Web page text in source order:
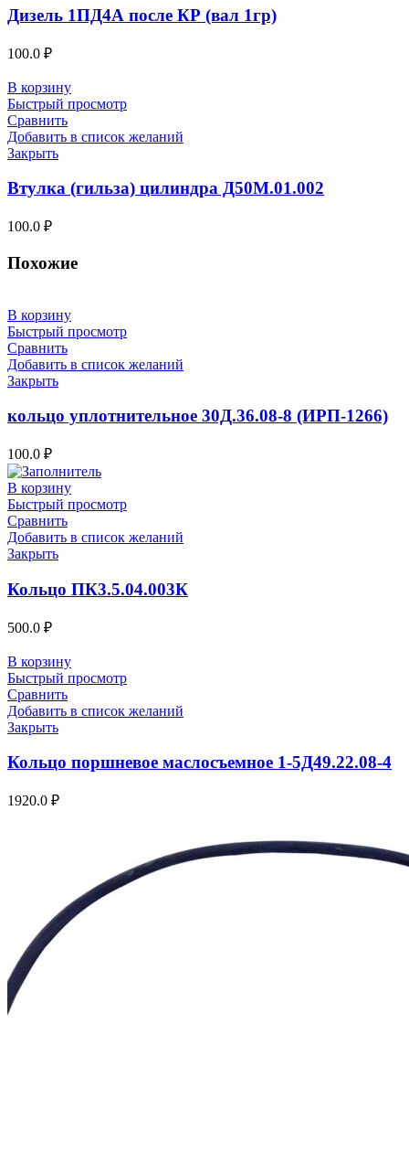
Дизель 1ПД4А после КР (вал 1гр)
100.0 ₽
В корзину
Быстрый просмотр
Сравнить
Добавить в список желаний
Закрыть
Втулка (гильза) цилиндра Д50М.01.002
100.0 ₽
Похожие
В корзину
Быстрый просмотр
Сравнить
Добавить в список желаний
Закрыть
кольцо уплотнительное 30Д.36.08-8 (ИРП-1266)
100.0 ₽
В корзину
Быстрый просмотр
Сравнить
Добавить в список желаний
Закрыть
Кольцо ПК3.5.04.003К
500.0 ₽
В корзину
Быстрый просмотр
Сравнить
Добавить в список желаний
Закрыть
Кольцо поршневое маслосъемное 1-5Д49.22.08-4
1920.0 ₽